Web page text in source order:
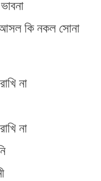
আসল কি নকল সোনা
না
না